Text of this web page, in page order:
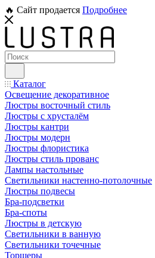
🔥 Сайт продается Подробнее
Каталог
Освещение декоративное
Люстры восточный стиль
Люстры с хрусталём
Люстры кантри
Люстры модерн
Люстры флористика
Люстры стиль прованс
Лампы настольные
Светильники настенно-потолочные
Люстры подвесы
Бра-подсветки
Бра-споты
Люстры в детскую
Светильники в ванную
Светильники точечные
Торшеры